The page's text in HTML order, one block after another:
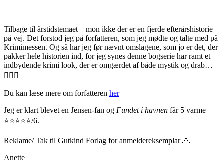
Tilbage til årstidstemaet – mon ikke der er en fjerde efterårshistorie
på vej. Det forstod jeg på forfatteren, som jeg mødte og talte med på
Krimimessen. Og så har jeg før nævnt omslagene, som jo er det, der
pakker hele historien ind, for jeg synes denne bogserie har ramt et
indbydende krimi look, der er omgærdet af både mystik og drab…
🕵️‍♀️⚰️
Du kan læse mere om forfatteren her–
Jeg er klart blevet en Jensen-fan og Fundet i havnen får 5 varme
⭐️⭐️⭐️⭐️⭐️/6.
Reklame/ Tak til Gutkind Forlag for anmeldereksemplar 🙏
Anette